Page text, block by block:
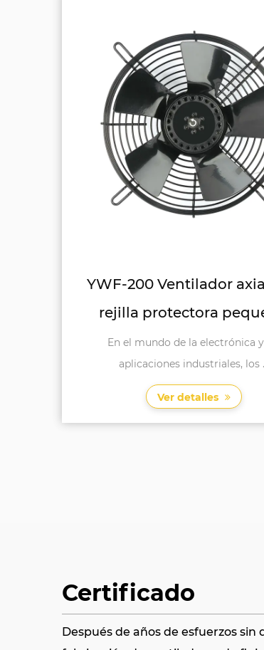
YWF-250 Ventilador
rejilla protectora para
El ventilador Axial de la cubierta
hotel YWF-250 es una...
Ver detalles
Certificado
Después de años de esfuerzos